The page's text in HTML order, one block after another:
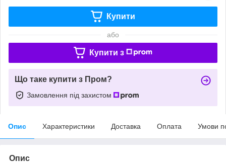
Купити
або
Купити з
Що таке купити з Пром?
Замовлення під захистом
Опис Характеристики Доставка Оплата Умови
Опис